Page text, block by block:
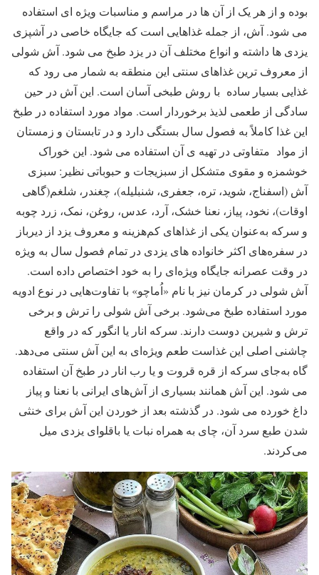
بوده و از هر یک از آن ‌ها در مراسم و مناسبات ویژه ای استفاده
می شود. آش، از جمله غذاهایی است که جایگاه خاصی در آشپزی
یزدی ها داشته و انواع مختلف آن در یزد طبخ می ‌شود. آش شولی
از معروف‌ ترین غذاهای سنتی این منطقه به شمار می رود که
غذایی بسیار ساده با روش طبخی آسان است. این آش در حین
سادگی از طعمی لذیذ برخوردار است. مواد مورد استفاده در طبخ
این غذا کاملاً به فصول سال بستگی دارد و در تابستان و زمستان
از مواد متفاوتی در تهیه‌ ی آن استفاده می شود. این خوراک
خوشمزه و مقوی متشکل از سبزیجات و حبوباتی نظیر: سبزی
آش (اسفناج، شوید، تره، جعفری، شنبلیله)، چغندر، شلغم(گاهی
اوقات)، نخود، پیاز، نعنا خشک، آرد، عدس، روغن، نمک، زرد چوبه
و سرکه به‌عنوان یکی از غذاهای کم‌هزینه و معروف یزد از دیرباز
در سفره‌های اکثر خانواده های یزدی در تمام فصول سال به‌ ویژه
در وقت عصرانه جایگاه ویژه‌ای را به خود اختصاص داده است.
آش شولی در کرمان نیز با نام «اُماچو» با تفاوت‌هایی در نوع ادویه
مورد استفاده طبخ می‌شود. برخی آش شولی را ترش و برخی
ترش و شیرین دوست دارند. سرکه‌ انار یا انگور که در واقع
چاشنی اصلی این غذاست طعم ویژه‌ای به این آش سنتی می‌دهد.
گاه به‌جای سرکه از قره قروت و یا رب انار در طبخ آن استفاده
می ‌شود. این آش همانند بسیاری از آش‌‌های ایرانی با نعنا و پیاز
داغ خورده می ‌شود. در گذشته بعد از خوردن این آش برای خنثی
شدن طبع سرد آن، چای به همراه نبات یا باقلوای یزدی میل
می‌‌کردند.